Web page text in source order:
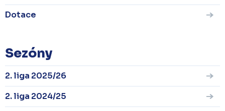
Dotace
Sezóny
2. liga 2025/26
2. liga 2024/25